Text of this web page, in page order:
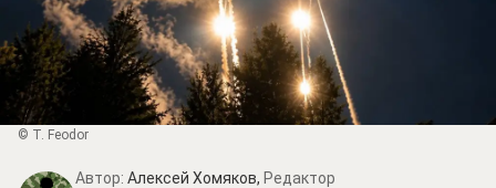
© T. Feodor
Автор: Алексей Хомяков, Редактор